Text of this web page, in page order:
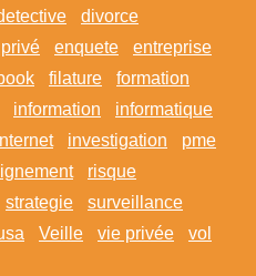
divorce
enquete
entreprise
filature
formation
information
informatique
investigation
pme
risque
strategie
surveillance
Veille vie privée
vol